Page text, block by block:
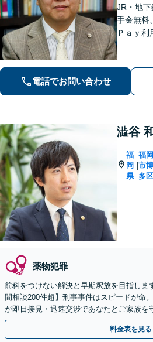
JR・地
手金無料
Ｐａｙ利
婚、相
働、民
電話でお問い合わせ
澁谷
福
岡
県
福岡
市博
多区
薬物犯罪
前科をつけない解決と早期釈放を目指しま
間相談200件超】刑事事件はスピードが命
が即日接見・迅速交渉であなたとご家族を
すぐご相談ください【英語対応可能】
料金表を見る